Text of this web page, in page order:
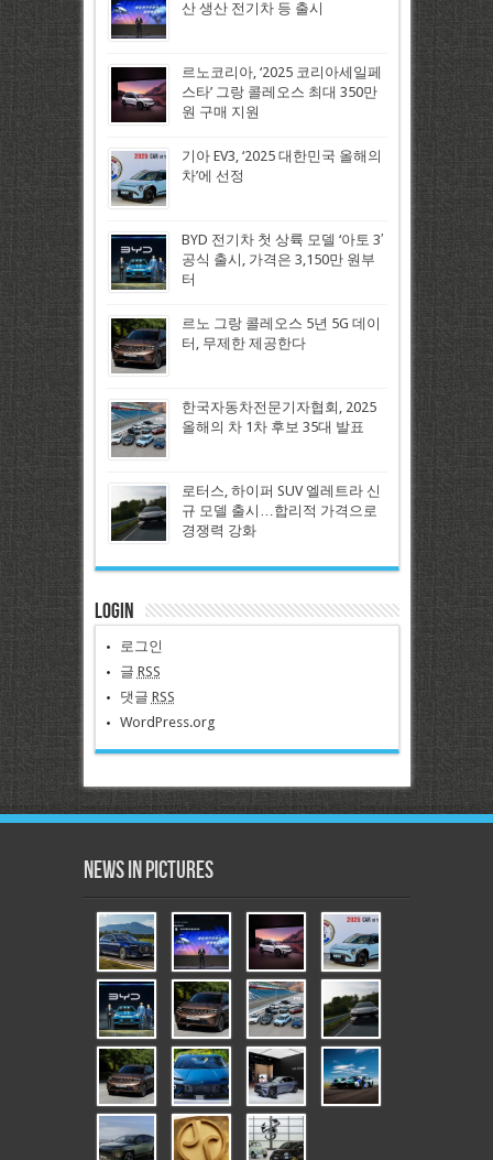
산 생산 전기차 등 출시
르노코리아, ‘2025 코리아세일페
스타’ 그랑 콜레오스 최대 350만
원 구매 지원
기아 EV3, ‘2025 대한민국 올해의
차’에 선정
BYD 전기차 첫 상륙 모델 ‘아토 3′
공식 출시, 가격은 3,150만 원부
터
르노 그랑 콜레오스 5년 5G 데이
터, 무제한 제공한다
한국자동차전문기자협회, 2025
올해의 차 1차 후보 35대 발표
로터스, 하이퍼 SUV 엘레트라 신
규 모델 출시…합리적 가격으로
경쟁력 강화
Login
로그인
글 RSS
댓글 RSS
WordPress.org
News in Pictures